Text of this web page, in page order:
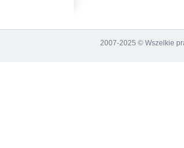
2007-2025 © Wszelkie